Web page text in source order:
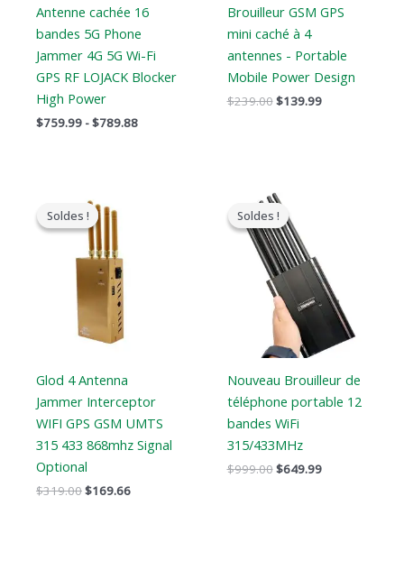
Antenne cachée 16
bandes 5G Phone
Jammer 4G 5G Wi-Fi
GPS RF LOJACK Blocker
High Power
$759.99 -$789.88
Brouilleur GSM GPS
mini caché à 4
antennes - Portable
Mobile Power Design
$239.00$139.99
Soldes !
Soldes !
Glod 4 Antenna
Jammer Interceptor
WIFI GPS GSM UMTS
315 433 868mhz Signal
Optional
$319.00
prix
original
était
:
$319.00.
$169.66
Soldes !
Soldes !
Nouveau Brouilleur de
téléphone portable 12
bandes WiFi
315/433MHz
$999.00
Le
prix
original
était
:
$999.00.
$649.99
$649.99.